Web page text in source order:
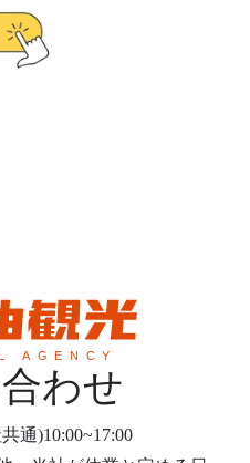
わせ
通)10:00~17:00